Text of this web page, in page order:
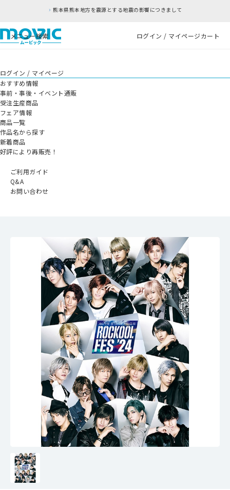
熊本県熊本地方を震源とする地震の影響につきまして
メニュー検索 ログイン / マイページカート
ログイン / マイページ
おすすめ情報
事前・事後・イベント通販
受注生産商品
フェア情報
商品一覧
作品名から探す
新着商品
好評により再販売！
ご利用ガイド
Q&A
お問い合わせ